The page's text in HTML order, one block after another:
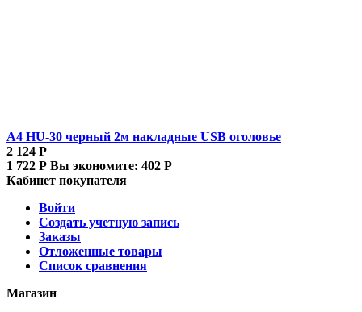
A4 HU-30 черный 2м накладные USB оголовье
2 124 Р
1 722 Р Вы экономите: 402 Р
Кабинет покупателя
Войти
Создать учетную запись
Заказы
Отложенные товары
Список сравнения
Магазин